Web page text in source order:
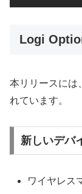
Logi
本リリースには
れています。
新しいデバ
ワイヤレス